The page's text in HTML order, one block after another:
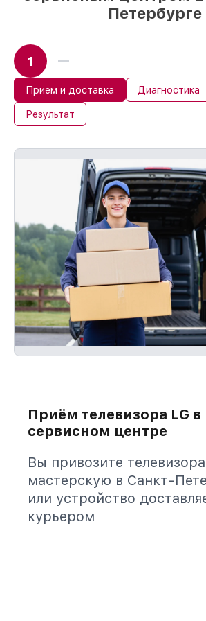
Петербурге
1
Прием и доставка Диагностика
Результат
Приём телевизора LG в
сервисном центре
Вы привозите
мастерскую в Санкт-
или устройство
курьером